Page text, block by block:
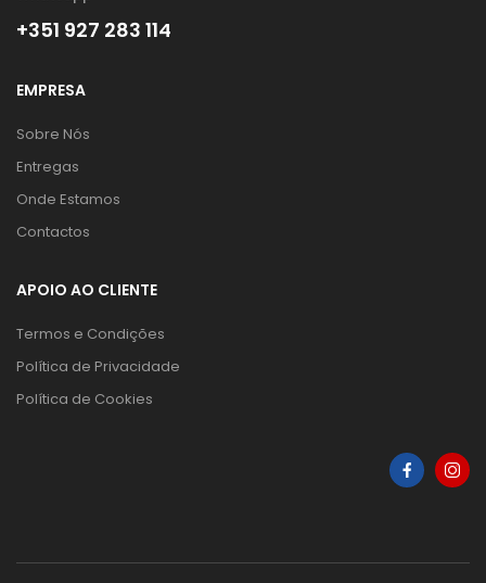
+351 927 283 114
EMPRESA
Sobre Nós
Entregas
Onde Estamos
Contactos
APOIO AO CLIENTE
Termos e Condições
Política de Privacidade
Política de Cookies